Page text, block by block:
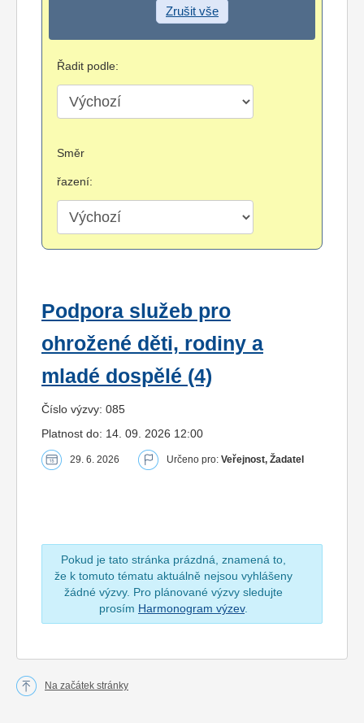
Zrušit vše
Řadit podle:
Směr
řazení:
Podpora služeb pro
ohrožené děti, rodiny a
mladé dospělé (4)
Číslo výzvy: 085
Platnost do: 14. 09. 2026 12:00
29. 6. 2026 Určeno pro: Veřejnost, Žadatel
Pokud je tato stránka prázdná, znamená to,
že k tomuto tématu aktuálně nejsou vyhlášeny
žádné výzvy. Pro plánované výzvy sledujte
prosím Harmonogram výzev.
Na začátek stránky